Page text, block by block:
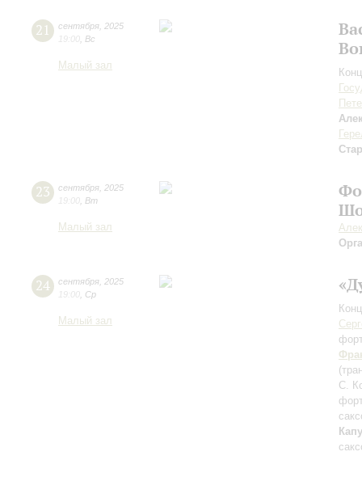
21 сентября 2025
19:00 Вс
Малый зал
23 сентября 2025
19:00 Вт
Малый зал
24 сентября 2025
19:00 Ср
Малый зал
С.